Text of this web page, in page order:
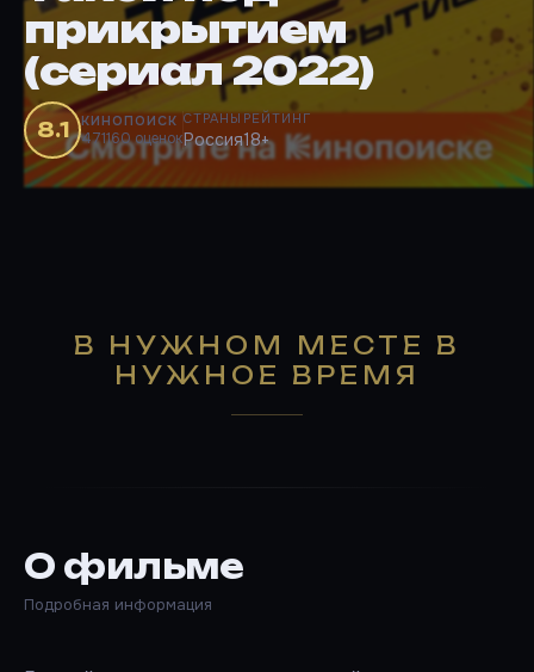
прикрытием
(сериал 2022)
8.1 КИНОПОИСК
471160 оценок
СТРАНЫ
Россия
РЕЙТИНГ
18+
В НУЖНОМ МЕСТЕ В
НУЖНОЕ ВРЕМЯ
О фильме
Подробная информация